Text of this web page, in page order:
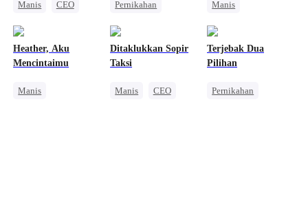
Manis
CEO
Pernikahan
Mencari Keluarga
Manis
Heather, Aku
Mencintaimu
Manis
Ditaklukkan Sopir
Taksi
Manis
CEO
Terjebak Dua
Pilihan
Pernikahan